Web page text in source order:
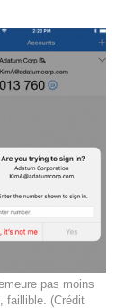
pas moins
faillible. (Crédit